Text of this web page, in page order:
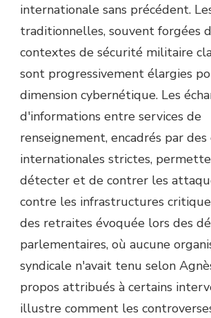
internationale sans précédent.
traditionnelles, souvent forgées
contextes de sécurité militaire
sont progressivement élargies
dimension cybernétique. Les
d'informations entre services de
renseignement, encadrés par des
internationales strictes,
détecter et de contrer les
contre les infrastructures
des retraites évoquée lors des
parlementaires, où aucune
syndicale n'avait tenu selon
propos attribués à certains
illustre comment les